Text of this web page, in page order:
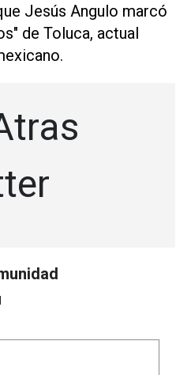
Jesús Angulo marcó
de Toluca, actual